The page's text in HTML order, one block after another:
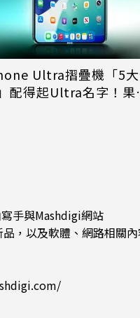
Ultra摺疊機「5
配得起Ultra名字！果
手與Mashdigi網站
，以及軟體、網路相關